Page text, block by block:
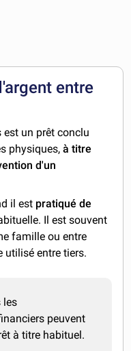
entre
est un prêt conclu
physiques,à titre
d'un
il est pratiqué de
Il est souvent
famille ou entre
utilisé entre tiers.
les
peuvent
à titre habituel.